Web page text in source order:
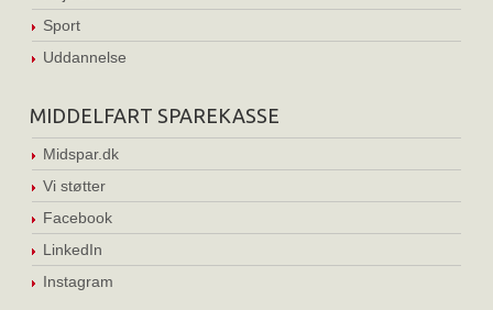
Sport
Uddannelse
MIDDELFART SPAREKASSE
Midspar.dk
Vi støtter
Facebook
LinkedIn
Instagram